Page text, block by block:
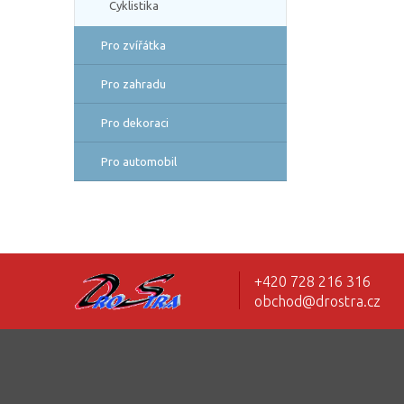
Cyklistika
Pro zvířátka
Pro zahradu
Pro dekoraci
Pro automobil
+420 728 216 316
obchod@drostra.cz